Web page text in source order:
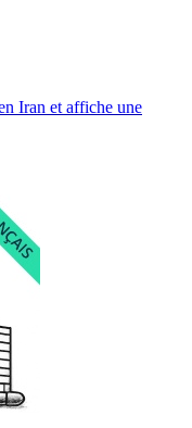
Iran et affiche une